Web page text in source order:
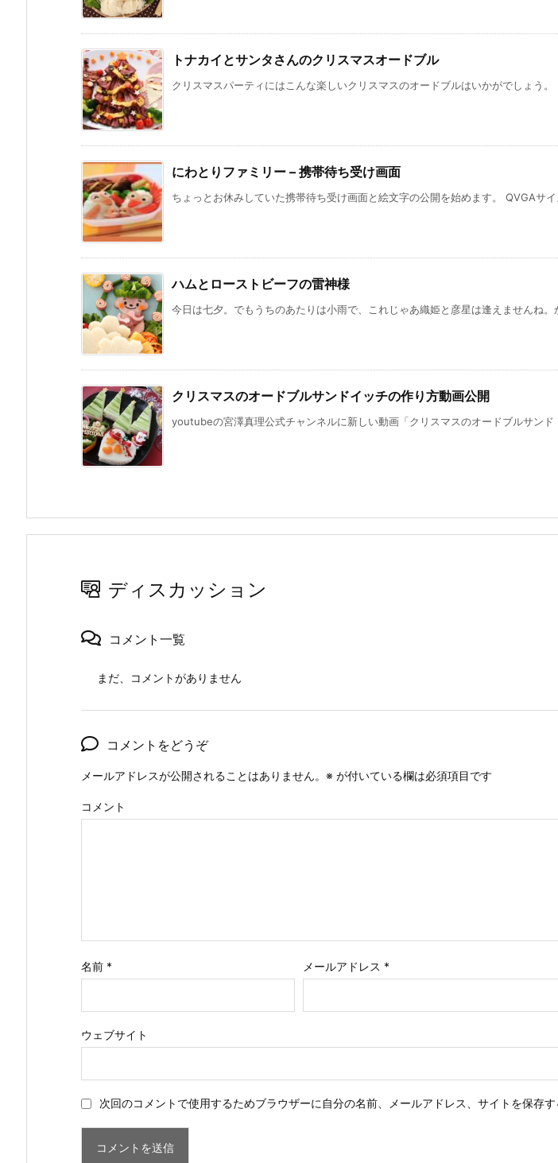
トナカイとサンタさんのクリスマスオードブル
クリスマスパーティにはこんな楽しいクリスマスのオードブルはいかがでしょう。
にわとりファミリー – 携帯待ち受け画面
ちょっとお休みしていた携帯待ち受け画面と絵文字の公開を始めます。 QVGAサ
ハムとローストビーフの雷神様
今日は七夕。でもうちのあたりは小雨で、これじゃあ織姫と彦星は逢えませんね。
クリスマスのオードブルサンドイッチの作り方動画公開
youtubeの宮澤真理公式チャンネルに新しい動画「クリスマスのオードブルサンド
ディスカッション
コメント一覧
まだ、コメントがありません
コメントをどうぞ
メールアドレスが公開されることはありません。 ※ が付いている欄は必須項目です
コメント
名前 * メールアドレス *
ウェブサイト
次回のコメントで使用するためブラウザーに自分の名前、メールアドレス、サイトを保存す